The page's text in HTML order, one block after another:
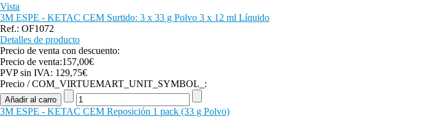
Vista
3M ESPE - KETAC CEM Surtido: 3 x 33 g Polvo 3 x 12 ml Líquido
Ref.: OF1072
Detalles de producto
Precio de venta con descuento:
Precio de venta:157,00€
PVP sin IVA: 129,75€
Precio / COM_VIRTUEMART_UNIT_SYMBOL_:
3M ESPE - KETAC CEM Reposición 1 pack (33 g Polvo)